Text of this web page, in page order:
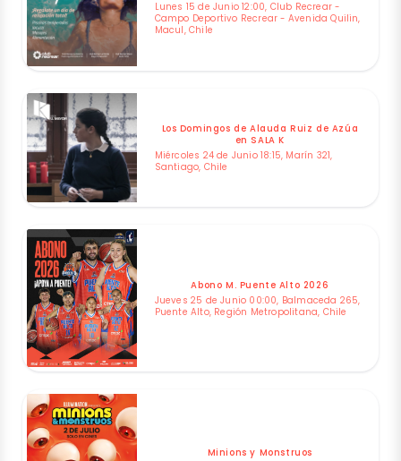
Lunes 15 de Junio 12:00, Club Recrear -
Campo Deportivo Recrear - Avenida Quilin,
Macul, Chile
Los Domingos de Alauda Ruiz de Azúa
en SALA K
Miércoles 24 de Junio 18:15, Marín 321,
Santiago, Chile
Abono M. Puente Alto 2026
Jueves 25 de Junio 00:00, Balmaceda 265,
Puente Alto, Región Metropolitana, Chile
Minions y Monstruos